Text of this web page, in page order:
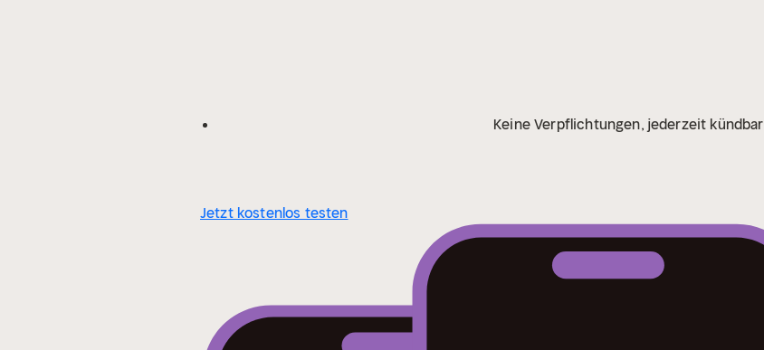
Keine Verpflichtungen, jederzeit kündbar
Jetzt kostenlos testen